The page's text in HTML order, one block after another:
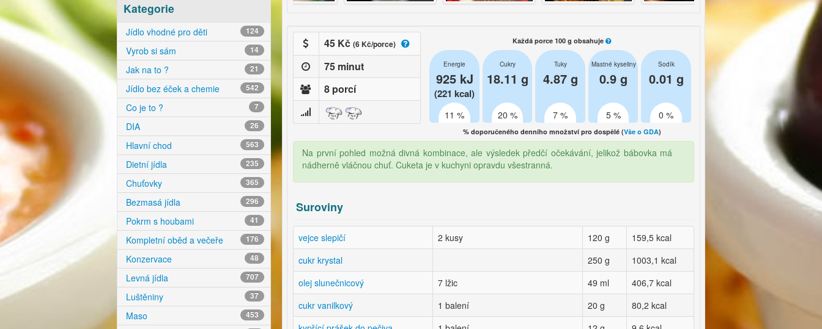
Kategorie
Jídlo vhodné pro děti 124
Vyrob si sám 14
Jak na to ? 21
Jídlo bez éček a chemie 542
Co je to ? 7
DIA 26
Hlavní chod 563
Dietní jídla 235
Chuťovky 365
Bezmasá jídla 296
Pokrm s houbami 41
Kompletní oběd a večeře 176
Konzervace 48
Levná jídla 707
Luštěniny 37
Maso 453
45 Kč (6 Kč/porce)
75 minut
8 porcí
Každá porce 100 g obsahuje
Energie
925 kJ
(221 kcal)
11 %
Cukry
18.11 g
20 %
Tuky
4.87 g
7 %
Mastné kyseliny
0.9 g
5 %
Sodík
0.01 g
0 %
% doporučeného denního množství pro dospělé (Vše o GDA)
Na první pohled možná divná kombinace, ale výsledek předčí očekávání, jelikož bábovka má
nádherně vláčnou chuť. Cuketa je v kuchyni opravdu všestranná.
Suroviny
vejce slepičí 2 kusy 120 g
159,5 kcal
cukr krystal
250 g
1003,1 kcal
olej slunečnicový
7 lžic 49 ml
406,7 kcal
cukr vanilkový
1 balení 20 g
80,2 kcal